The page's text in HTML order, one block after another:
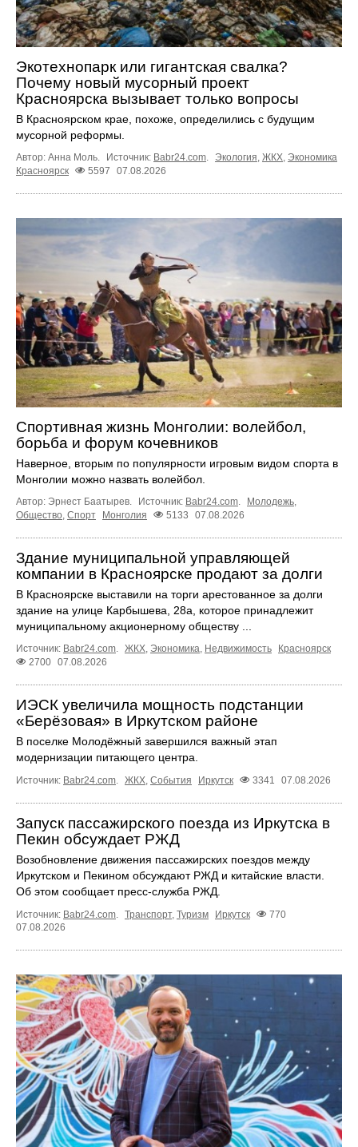
Экотехнопарк или гигантская свалка?
Почему новый мусорный проект
Красноярска вызывает только вопросы
В Красноярском крае, похоже, определились с будущим
мусорной реформы.
Автор: Анна Моль. Источник: Babr24.com. Экология, ЖКХ, Экономика
Красноярск
5597 07.08.2026
Спортивная жизнь Монголии: волейбол,
борьба и форум кочевников
Наверное, вторым по популярности игровым видом спорта в
Монголии можно назвать волейбол.
Автор: Эрнест Баатырев. Источник: Babr24.com Молодежь
Общество Спорт Монголия 5133 07.08.2026
Здание муниципальной управляющей
компании в Красноярске продают за долги
В Красноярске выставили на торги арестованное за долги
здание на улице Карбышева, 28а, которое принадлежит
муниципальному акционерному обществу ...
Источник: Babr24.com ЖКХ Экономика Недвижимость
Красноярск
2700 07.08.2026
ИЭСК увеличила мощность подстанции
«Берёзовая» в Иркутском районе
В поселке Молодёжный завершился важный этап
модернизации питающего центра.
Источник: Babr24.com. ЖКХ, События Иркутск 3341 07.08.2026
Запуск пассажирского поезда из Иркутска в
Пекин обсуждает РЖД
Возобновление движения пассажирских поездов между
Иркутском и Пекином обсуждают РЖД и китайские власти.
Об этом сообщает пресс‑служба РЖД.
Источник: Babr24.com. Транспорт, Туризм Иркутск
770
07.08.2026